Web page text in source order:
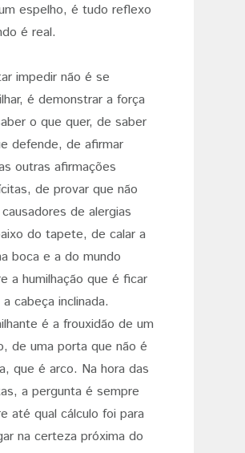
espelho, é tudo reflexo
é real.
impedir não é se
é demonstrar a força
o que quer, de saber
defende, de afirmar
outras afirmações
de provar que não
de alergias
do tapete, de calar a
boca e a do mundo
a humilhação que é ficar
cabeça inclinada.
é a frouxidão de um
de uma porta que não é
que é arco. Na hora das
a pergunta é sempre
até qual cálculo foi para
na certeza próxima do